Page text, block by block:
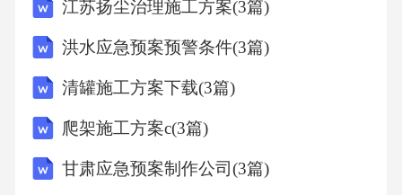
负责活动场地的布置和装饰。4.物资采购组：负
责活动所需物资的采购和准备。5.志愿者团队：
负责活动的执行和现场协调。八、活动执行与
监控1.活动前：完成活动策划、预算编制、资源
准备等工作。2.活动中：确保活动按照计划顺利
江苏扬尘治理施工方案(3篇)
洪水应急预案预警条件(3篇)
清罐施工方案下载(3篇)
爬架施工方案c(3篇)
甘肃应急预案制作公司(3篇)